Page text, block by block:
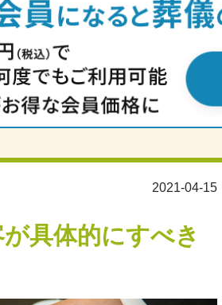
2021-04-15
具体的にすべき